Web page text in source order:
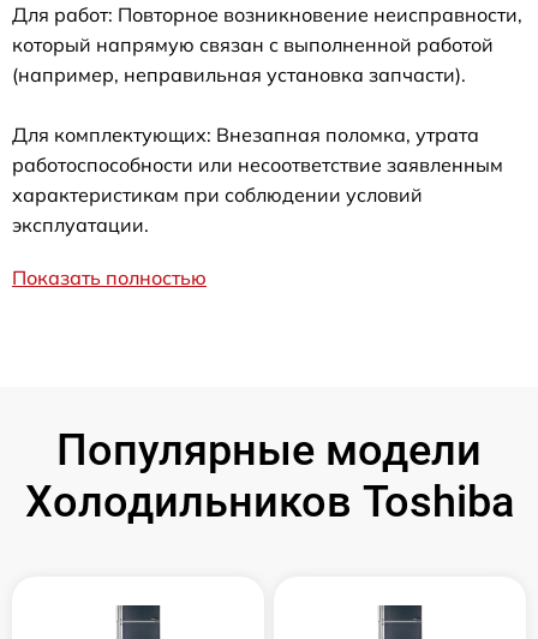
Для работ: Повторное возникновение неисправности,
который напрямую связан с выполненной работой
(например, неправильная установка запчасти).
Для комплектующих: Внезапная поломка, утрата
работоспособности или несоответствие заявленным
характеристикам при соблюдении условий
эксплуатации.
Показать полностью
Популярные модели
Холодильников Toshiba